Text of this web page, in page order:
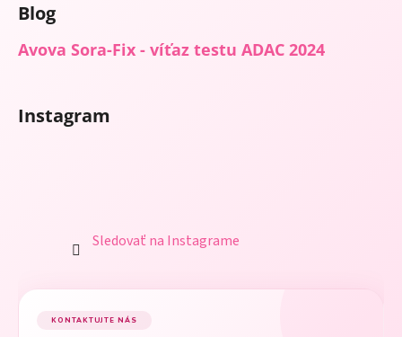
Blog
Avova Sora-Fix - víťaz testu ADAC 2024
Instagram
Sledovať na Instagrame
KONTAKTUJTE NÁS